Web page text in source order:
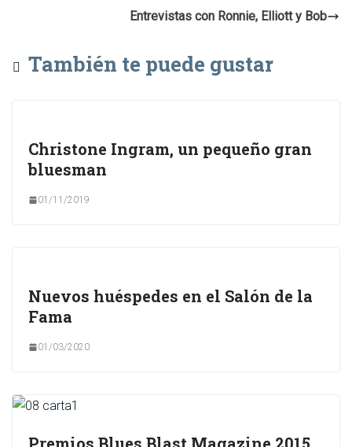
Entrevistas con Ronnie, Elliott y Bob
También te puede gustar
Christone Ingram, un pequeño gran
bluesman
01/11/2019
Nuevos huéspedes en el Salón de la
Fama
01/03/2020
Premios Blues Blast Magazine 2015